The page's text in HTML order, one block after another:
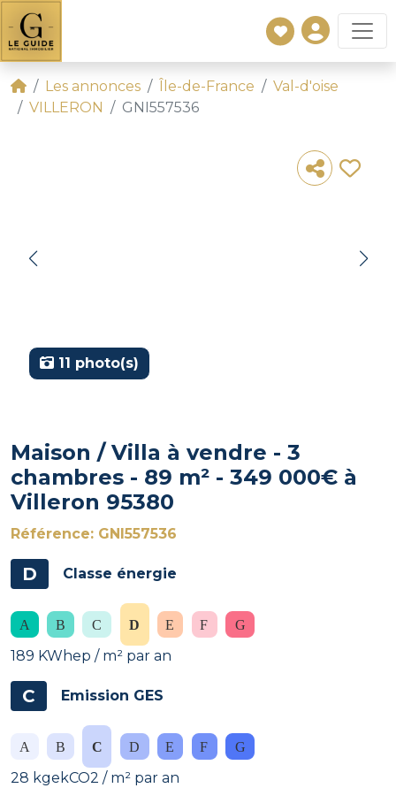
Les annonces Île-de-France
Val-d'oise
VILLERON
GNI557536
11 photo(s)
Maison / Villa à vendre - 3
chambres - 89 m² - 349 000€ à
Villeron 95380
Référence: GNI557536
D Classe énergie
189 KWhep / m² par an
C Emission GES
28 kgekCO2 / m² par an